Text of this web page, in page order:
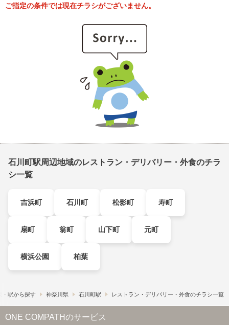
ご指定の条件では現在チラシがございません。
石川町駅周辺地域のレストラン・デリバリー・外食のチラ
シ一覧
吉浜町 石川町 松影町 寿町
扇町 翁町 山下町 元町
横浜公園 柏葉
・駅から探す 神奈川県 石川町駅 レストラン・デリバリー・外食のチラシ一覧
ONE COMPATHのサービス